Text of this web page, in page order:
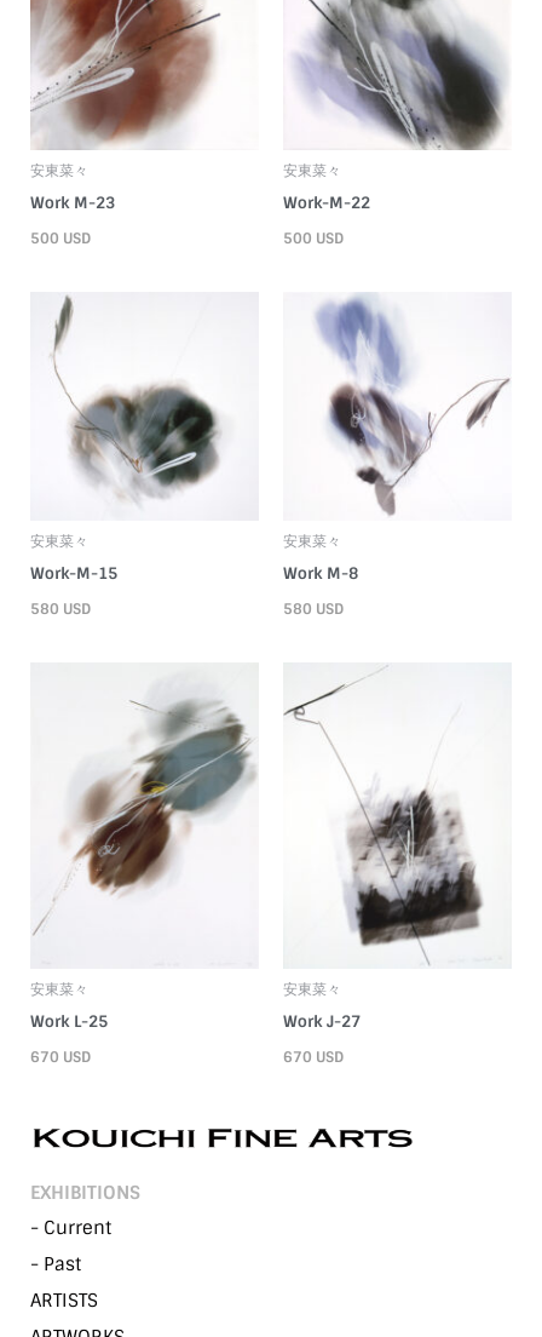
安東菜々
Work M-23
500 USD
安東菜々
Work-M-22
500 USD
安東菜々
Work-M-15
580 USD
安東菜々
Work M-8
580 USD
安東菜々
Work L-25
670 USD
安東菜々
Work J-27
670 USD
EXHIBITIONS
- Current
- Past
ARTISTS